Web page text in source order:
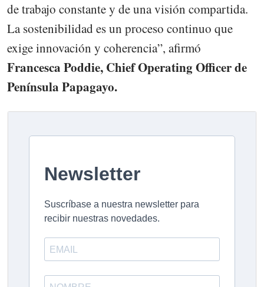
de trabajo constante y de una visión compartida.
La sostenibilidad es un proceso continuo que
exige innovación y coherencia”, afirmó
Francesca Poddie, Chief Operating Officer de
Península Papagayo.